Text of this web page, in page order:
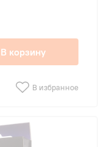
В корзину
В избранное